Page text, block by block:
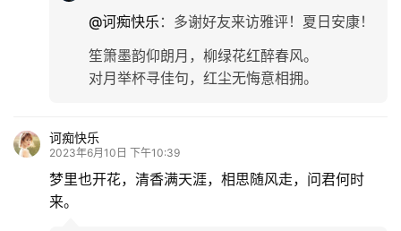
@诃痴快乐 ： 多谢好友来访雅评！夏日安康！
笙箫墨韵仰朗月，柳绿花红醉春风。
对月举杯寻佳句，红尘无悔意相拥。
诃痴快乐
2023年6月10日 下午10:39
梦里也开花，清香满天涯，相思随风走，问君何时
来。